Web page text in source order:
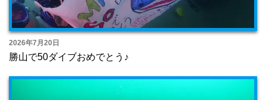
2026年7月20日
勝山で50ダイブおめでとう♪